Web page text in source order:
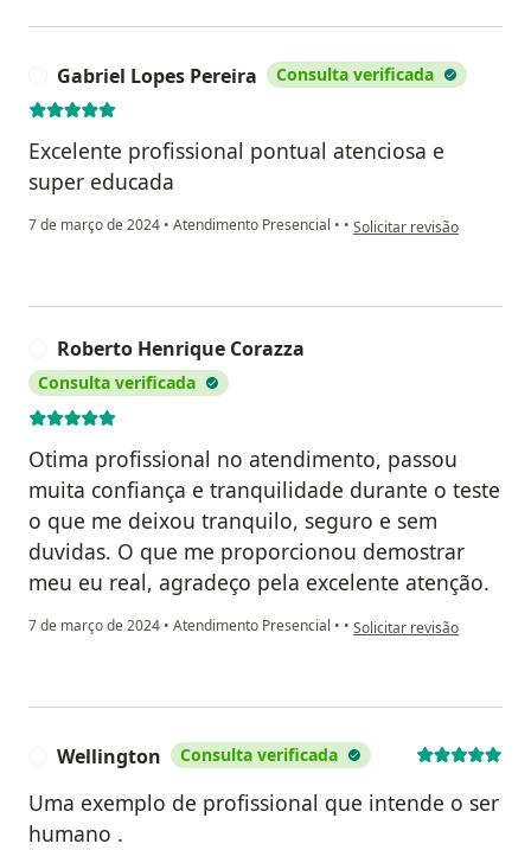
Gabriel Lopes Pereira Consulta verificada
Excelente profissional pontual atenciosa e
super educada
7 de março de 2024 • Atendimento Presencial • • na opinião do utilizador
Solicitar revisão
Roberto Henrique Corazza
Consulta verificada
Otima profissional no atendimento, passou
muita confiança e tranquilidade durante o teste
o que me deixou tranquilo, seguro e sem
duvidas. O que me proporcionou demostrar
meu eu real, agradeço pela excelente atenção.
7 de março de 2024 • Atendimento Presencial • • na opinião do utilizador
Solicitar revisão
Wellington Consulta verificada
Uma exemplo de profissional que intende o ser
humano .